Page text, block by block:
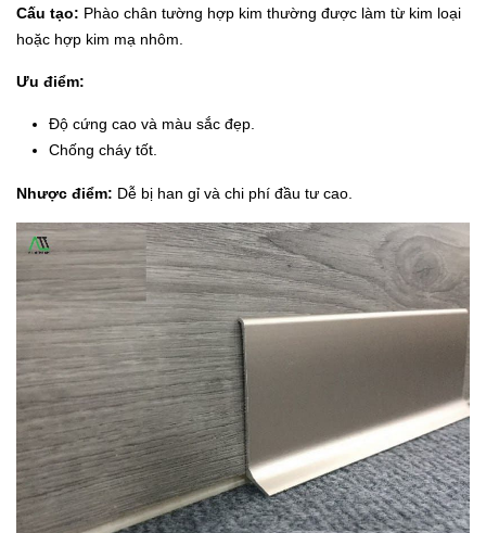
Cấu tạo: Phào chân tường hợp kim thường được làm từ kim loại
hoặc hợp kim mạ nhôm.
Ưu điểm:
Độ cứng cao và màu sắc đẹp.
Chống cháy tốt.
Nhược điểm: Dễ bị han gỉ và chi phí đầu tư cao.